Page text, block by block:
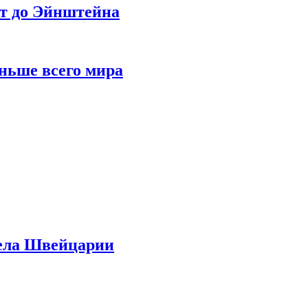
до Эйнштейна
всего мира
Швейцарии